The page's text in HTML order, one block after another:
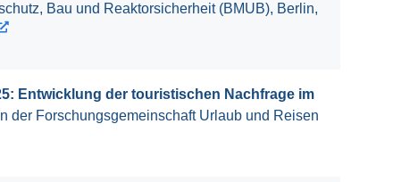
Bau und Reaktorsicherheit (BMUB), Berlin,
Entwicklung der touristischen Nachfrage im
der Forschungsgemeinschaft Urlaub und Reisen